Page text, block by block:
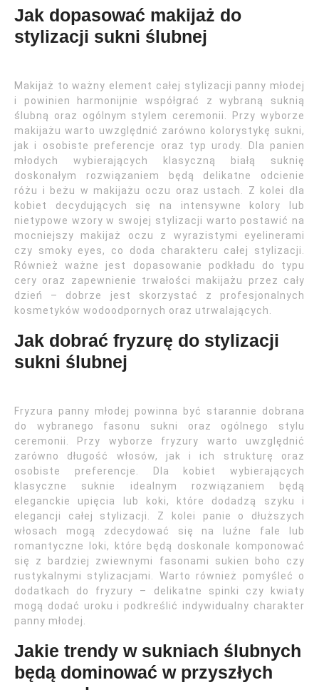
Jak dopasować makijaż do
stylizacji sukni ślubnej
Makijaż to ważny element całej stylizacji panny młodej
i powinien harmonijnie współgrać z wybraną suknią
ślubną oraz ogólnym stylem ceremonii. Przy wyborze
makijażu warto uwzględnić zarówno kolorystykę sukni,
jak i osobiste preferencje oraz typ urody. Dla panien
młodych wybierających klasyczną białą suknię
doskonałym rozwiązaniem będą delikatne odcienie
różu i beżu w makijażu oczu oraz ustach. Z kolei dla
kobiet decydujących się na intensywne kolory lub
nietypowe wzory w swojej stylizacji warto postawić na
mocniejszy makijaż oczu z wyrazistymi eyelinerami
czy smoky eyes, co doda charakteru całej stylizacji.
Również ważne jest dopasowanie podkładu do typu
cery oraz zapewnienie trwałości makijażu przez cały
dzień – dobrze jest skorzystać z profesjonalnych
kosmetyków wodoodpornych oraz utrwalających.
Jak dobrać fryzurę do stylizacji
sukni ślubnej
Fryzura panny młodej powinna być starannie dobrana
do wybranego fasonu sukni oraz ogólnego stylu
ceremonii. Przy wyborze fryzury warto uwzględnić
zarówno długość włosów, jak i ich strukturę oraz
osobiste preferencje. Dla kobiet wybierających
klasyczne suknie idealnym rozwiązaniem będą
eleganckie upięcia lub koki, które dodadzą szyku i
elegancji całej stylizacji. Z kolei panie o dłuższych
włosach mogą zdecydować się na luźne fale lub
romantyczne loki, które będą doskonale komponować
się z bardziej zwiewnymi fasonami sukien boho czy
rustykalnymi stylizacjami. Warto również pomyśleć o
dodatkach do fryzury – delikatne spinki czy kwiaty
mogą dodać uroku i podkreślić indywidualny charakter
panny młodej.
Jakie trendy w sukniach ślubnych
będą dominować w przyszłych